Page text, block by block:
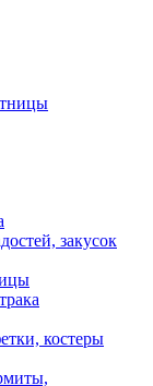
закусок
костеры